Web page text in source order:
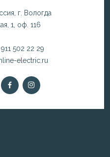
г. Вологда
1, оф. 116
911 502 22 29
electric.ru